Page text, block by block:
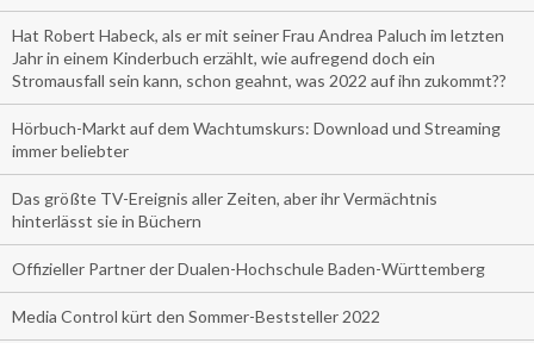
Hat Robert Habeck, als er mit seiner Frau Andrea Paluch im letzten
Jahr in einem Kinderbuch erzählt, wie aufregend doch ein
Stromausfall sein kann, schon geahnt, was 2022 auf ihn zukommt??
Hörbuch-Markt auf dem Wachtumskurs: Download und Streaming
immer beliebter
Das größte TV-Ereignis aller Zeiten, aber ihr Vermächtnis
hinterlässt sie in Büchern
Offizieller Partner der Dualen-Hochschule Baden-Württemberg
Media Control kürt den Sommer-Beststeller 2022